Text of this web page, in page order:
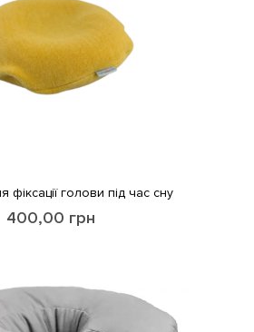
голови під час сну
400,00 грн